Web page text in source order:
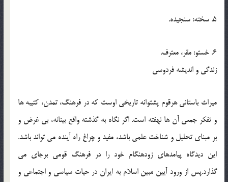
5. سخته: سنجيده.
6. خستو: مقر، معترف.
زندگى و انديشه فردوسى
ميراث باستانى هرقوم پشتوانه تاريخى اوست كه در فرهنگ، تمدن، كتيبه ها
و تفكر جمعى آن ها نهفته است. اگر نگاه به گذشته واقع بينانه، بى غرض و
بر مبناى تحليل و شناخت علمى باشد، مفيد و چراغ راه آينده مى تواند باشد.
اين ديدگاه پيامدهاى زودهنگام خود را در فرهنگ قومى برجاى مى
گذارد.پس از ورود آيين مبين اسلام به ايران در حيات سياسى و اجتماعى و